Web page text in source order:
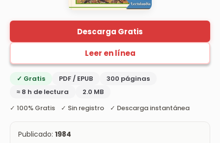
Descarga Gratis
Leer en línea
✓ Gratis PDF / EPUB
300 páginas
≈ 8 h de lectura
2.0 MB
✓ 100% Gratis ✓ Sin registro ✓ Descarga instantánea
Publicado: 1984